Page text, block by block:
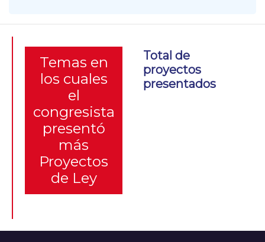
Temas en
los cuales
el
congresista
presentó
más
Proyectos
de Ley
Total de
proyectos
presentados